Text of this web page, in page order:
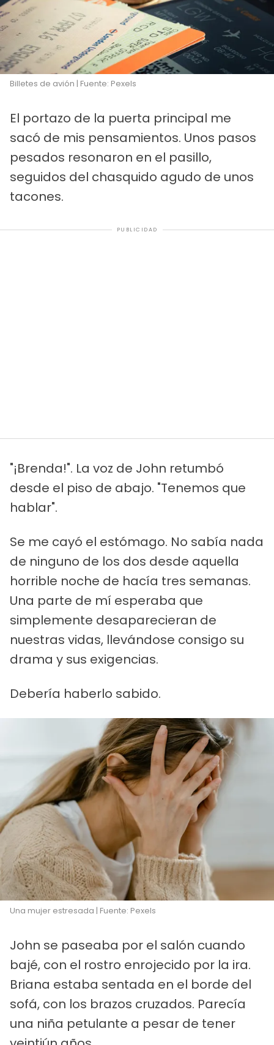
Billetes de avión | Fuente: Pexels
El portazo de la puerta principal me
sacó de mis pensamientos. Unos pasos
pesados resonaron en el pasillo,
seguidos del chasquido agudo de unos
tacones.
PUBLICIDAD
"¡Brenda!". La voz de John retumbó
desde el piso de abajo. "Tenemos que
hablar".
Se me cayó el estómago. No sabía nada
de ninguno de los dos desde aquella
horrible noche de hacía tres semanas.
Una parte de mí esperaba que
simplemente desaparecieran de
nuestras vidas, llevándose consigo su
drama y sus exigencias.
Debería haberlo sabido.
Una mujer estresada | Fuente: Pexels
John se paseaba por el salón cuando
bajé, con el rostro enrojecido por la ira.
Briana estaba sentada en el borde del
sofá, con los brazos cruzados. Parecía
una niña petulante a pesar de tener